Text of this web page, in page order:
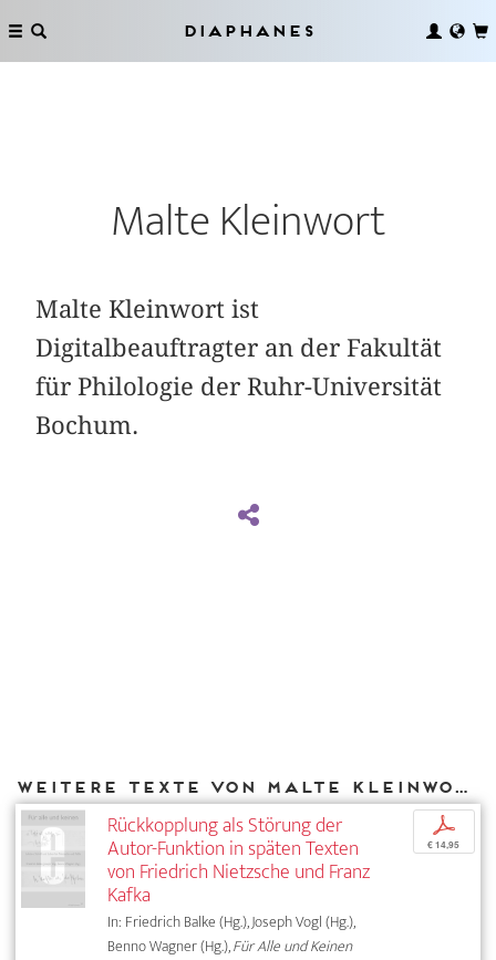
Diaphanes
Malte Kleinwort
Malte Kleinwort ist
Digitalbeauftragter an der Fakultät
für Philologie der Ruhr-Universität
Bochum.
Weitere Texte von Malte Kleinwort bei DIAPHANES
Rückkopplung als Störung der
Autor-Funktion in späten Texten
von Friedrich Nietzsche und Franz
Kafka
In: Friedrich Balke (Hg.), Joseph Vogl (Hg.),
Benno Wagner (Hg.),Für Alle und Keinen
p
€ 14,95